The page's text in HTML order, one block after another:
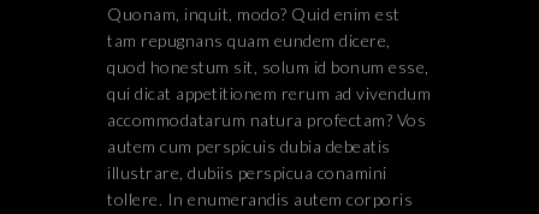
Quonam, inquit, modo? Quid enim est
tam repugnans quam eundem dicere,
quod honestum sit, solum id bonum esse,
qui dicat appetitionem rerum ad vivendum
accommodatarum natura profectam? Vos
autem cum perspicuis dubia debeatis
illustrare, dubiis perspicua conamini
tollere. In enumerandis autem corporis